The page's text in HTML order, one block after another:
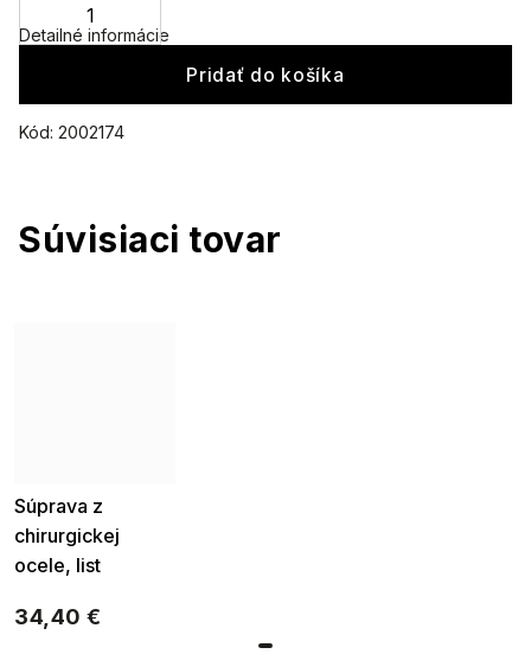
Kód: 2002174
Pridať do košíka
Detailné informácie
Súvisiaci tovar
Súprava z
chirurgickej
ocele, list
zirkónmi, retiazka
34,40 €